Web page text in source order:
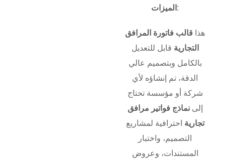
الميزات:
هذا قالب فاتورة المرافق
التجارية قابل للتعديل
بالكامل وبتصميم عالي
الدقة، تم إنشاؤه لأي
شركة أو مؤسسة تحتاج
إلىنماذج فواتير مرافق
تجارية احترافية لمشاريع
التصميم، واختبار
المستندات، وعروض